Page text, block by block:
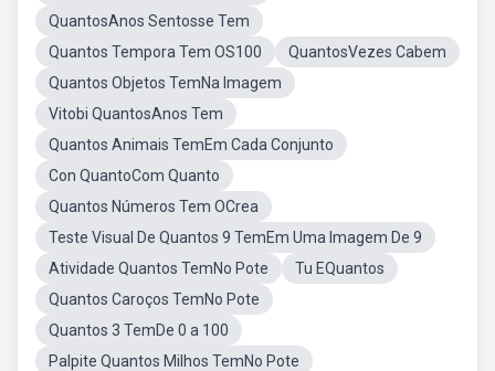
QuantosAnos Sentosse Tem
Quantos Tempora Tem OS100
QuantosVezes Cabem
Quantos Objetos TemNa Imagem
Vitobi QuantosAnos Tem
Quantos Animais TemEm Cada Conjunto
Con QuantoCom Quanto
Quantos Números Tem OCrea
Teste Visual De Quantos 9 TemEm Uma Imagem De 9
Atividade Quantos TemNo Pote
Tu EQuantos
Quantos Caroços TemNo Pote
Quantos 3 TemDe 0 a 100
Palpite Quantos Milhos TemNo Pote